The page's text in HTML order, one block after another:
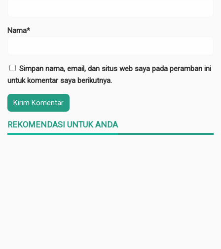
Nama*
Simpan nama, email, dan situs web saya pada peramban ini
untuk komentar saya berikutnya.
REKOMENDASI UNTUK ANDA